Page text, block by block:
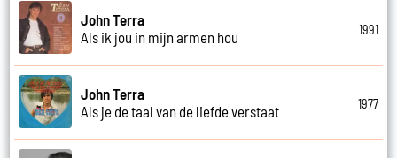
John Terra
Als ik jou in mijn armen hou
1991
John Terra
Als je de taal van de liefde verstaat
1977